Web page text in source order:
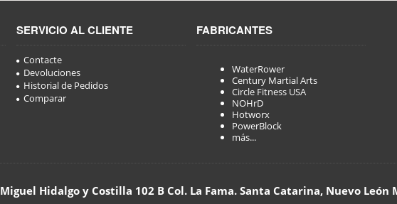
SERVICIO AL CLIENTE
Contacte
Devoluciones
Historial de Pedidos
Comparar
FABRICANTES
WaterRower
Century Martial Arts
Circle Fitness USA
NOHrD
Hotworx
PowerBlock
más...
Miguel Hidalgo y Costilla 102 B Col. La Fama. Santa Catarina, Nuevo León